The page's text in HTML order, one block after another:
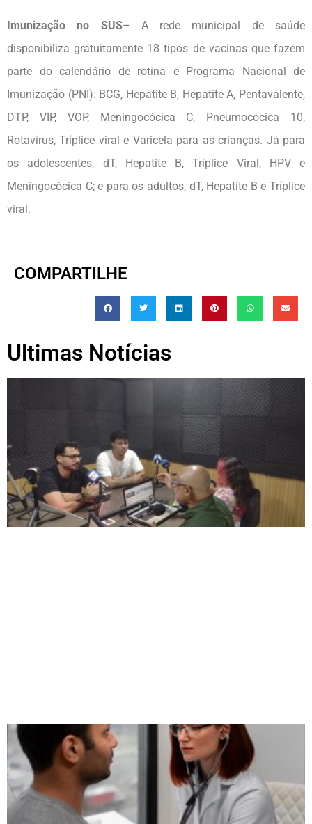
Imunização no SUS– A rede municipal de saúde
disponibiliza gratuitamente 18 tipos de vacinas que fazem
parte do calendário de rotina e Programa Nacional de
Imunização (PNI): BCG, Hepatite B, Hepatite A, Pentavalente,
DTP, VIP, VOP, Meningocócica C, Pneumocócica 10,
Rotavírus, Tríplice viral e Varicela para as crianças. Já para
os adolescentes, dT, Hepatite B, Tríplice Viral, HPV e
Meningocócica C; e para os adultos, dT, Hepatite B e Tríplice
viral.
COMPARTILHE
Ultimas Notícias